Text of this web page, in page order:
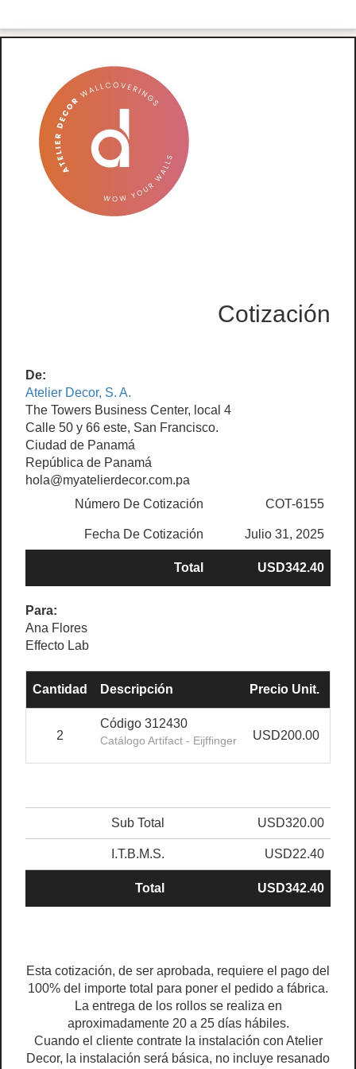
Cotización
De:
Atelier Decor, S. A.
The Towers Business Center, local 4
Calle 50 y 66 este, San Francisco.
Ciudad de Panamá
República de Panamá
hola@myatelierdecor.com.pa
Número De Cotización
COT-6155
Fecha De Cotización Julio 31, 2025
Total USD342.40
Para:
Ana Flores
Effecto Lab
Cantidad Descripción Precio Unit.
2
Código 312430
Catálogo Artifact - Eijffinger USD200.00
Sub Total USD320.00
I.T.B.M.S. USD22.40
Total USD342.40
Esta cotización, de ser aprobada, requiere el pago del
100% del importe total para poner el pedido a fábrica.
La entrega de los rollos se realiza en
aproximadamente 20 a 25 días hábiles.
Cuando el cliente contrate la instalación con Atelier
Decor, la instalación será básica, no incluye resanado